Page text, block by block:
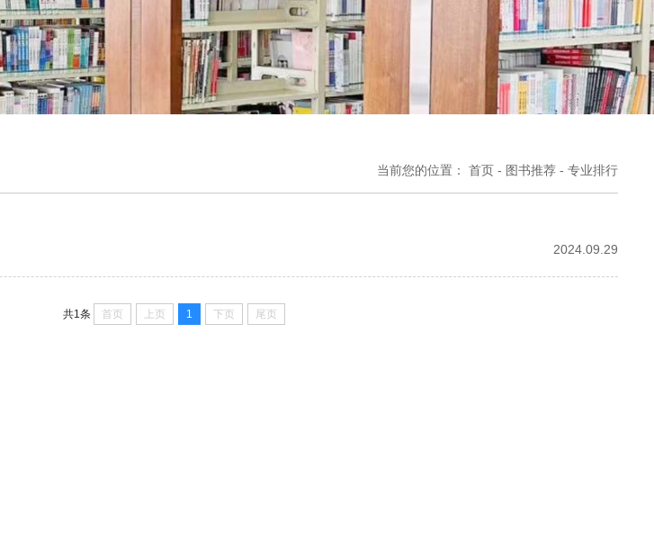
当前您的位置： 首页- 图书推荐- 专业排行
2024.09.29
共1条 首页 上页 1 下页 尾页